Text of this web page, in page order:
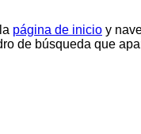
página de inicio y
de búsqueda que